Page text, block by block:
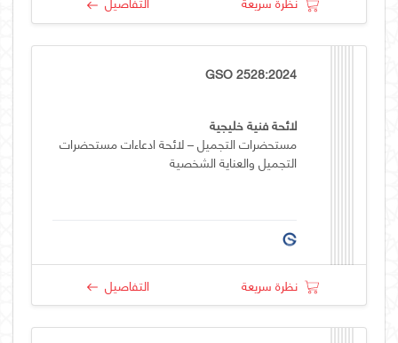
GSO 2528:2024
لائحة فنية خليجية
مستحضرات التجميل – لائحة ادعاءات مستحضرات
التجميل والعناية الشخصية
نظرة سريعة التفاصيل